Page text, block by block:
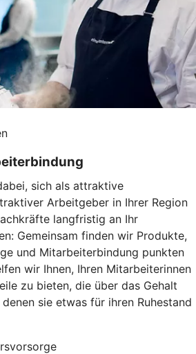
sich als attraktive
Arbeitgeber in Ihrer Region
langfristig an Ihr
Gemeinsam finden wir Produkte,
und Mitarbeiterbindung punkten
wir Ihnen, Ihren Mitarbeiterinnen
zu bieten, die über das Gehalt
sie etwas für ihren Ruhestand